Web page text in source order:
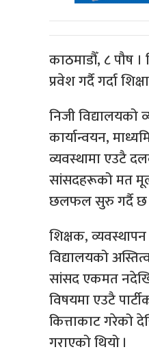
काठमाडौँ, ८ पौष
प्रवेश गर्दै गर्दा
निजी विद्यालयको
कार्यान्वयन,
व्यवस्थामा एउटै
सांसदहरूको मत
छलफल सुरु गर्दै छ
शिक्षक, व्यवस्थापन
विद्यालयको
सांसद एकमत
विषयमा एउटै
कित्ताकाट गरेको
गराएको थियो ।